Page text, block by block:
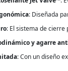
: Diseñada
: El sistema de
y agarre
: Con un diseño